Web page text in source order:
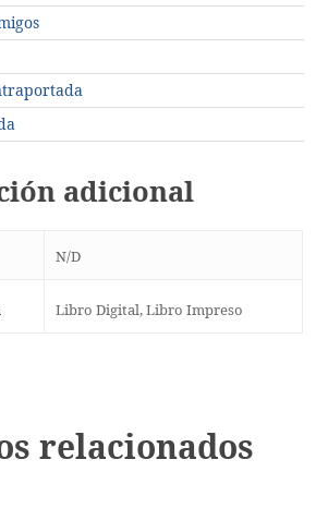
adicional
N/D
Libro Digital, Libro Impreso
relacionados